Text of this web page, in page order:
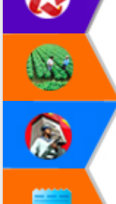
Khởi động Dự án Đầu tư xây
tầng kỹ thuật Cụm công
Tiến
Gặp mặt các cơ quan báo chí
niệm 101 năm Ngày Báo chí
mạng Việt Nam
Đắk Lắk sơ kết 4 năm triển
hiện Đề án 06 của Chính phủ
Họp báo thông tin về Hội
Quy hoạch và Xúc tiến đầu
Khơi thông điểm nghẽn, đẩy
giải ngân vốn khắc phục thiên